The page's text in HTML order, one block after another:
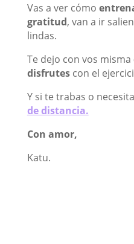
Vas a ver cómo
gratitud, van a ir
lindas.
Te dejo con vos misma
disfrutes con el
Y si te trabas o
de distancia.
Con amor,
Katu.